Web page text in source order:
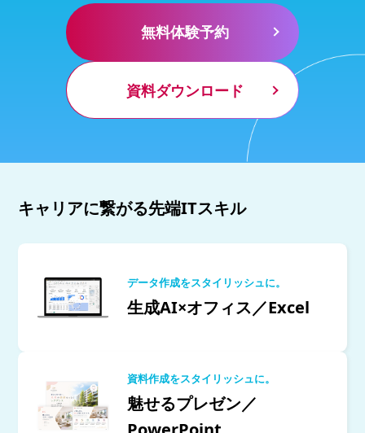
無料体験予約
資料ダウンロード
キャリアに繋がる先端ITスキル
データ作成をスタイリッシュに。
生成AI×オフィス／Excel
資料作成をスタイリッシュに。
魅せるプレゼン／